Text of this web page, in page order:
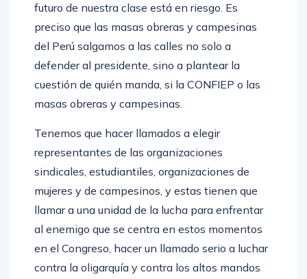
futuro de nuestra clase está en riesgo. Es
preciso que las masas obreras y campesinas
del Perú salgamos a las calles no solo a
defender al presidente, sino a plantear la
cuestión de quién manda, si la CONFIEP o las
masas obreras y campesinas.
Tenemos que hacer llamados a elegir
representantes de las organizaciones
sindicales, estudiantiles, organizaciones de
mujeres y de campesinos, y estas tienen que
llamar a una unidad de la lucha para enfrentar
al enemigo que se centra en estos momentos
en el Congreso, hacer un llamado serio a luchar
contra la oligarquía y contra los altos mandos